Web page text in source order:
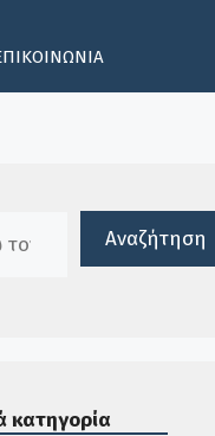
Αναζήτηση
κατηγορία